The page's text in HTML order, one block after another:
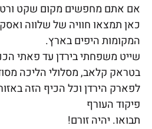
אם אתם מחפשים מקום שקט
כאן תמצאו חוויה של שלווה
המקומות היפים בארץ.
שייט משפחתי בירדן עד פאתי
בטראק קלאב, מסלולי הליכה
לפארק הירדן וכל הכיף הזה
פיקוד העורף
תבואו. יהיה זורם!